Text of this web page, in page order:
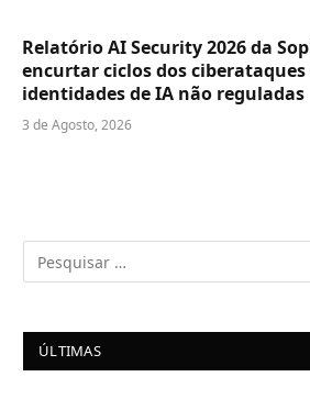
Relatório AI Security 2026 da
encurtar ciclos dos ciberataques
identidades de IA não reguladas
3 de Agosto, 2026
ÚLTIMAS